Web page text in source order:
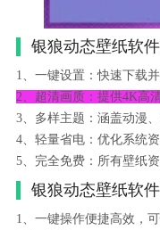
银狼动态壁纸软
1、一键设置：快速下载
2、超清画质：提供4K高
3、多样主题：涵盖动漫
4、轻量省电：优化系统
5、完全免费：所有壁纸
银狼动态壁纸软
1、一键操作便捷高效，